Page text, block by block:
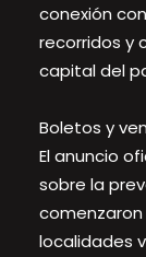
conexión
recorridos y
capital del
Boletos y
El anuncio
sobre la
comenzaron
localidades